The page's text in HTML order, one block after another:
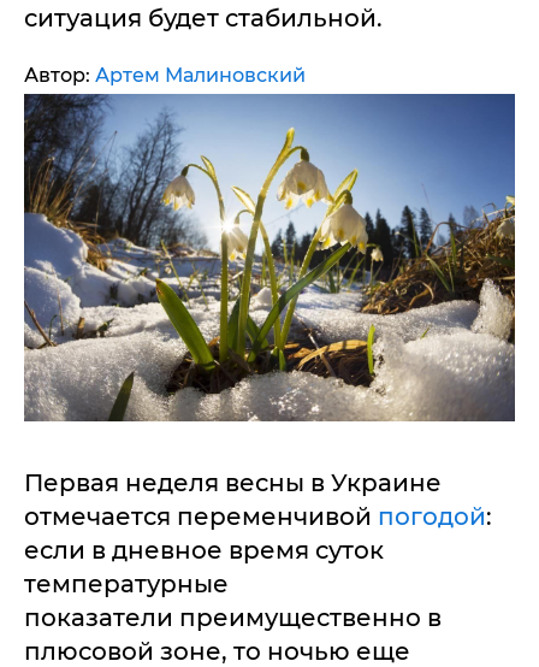
ситуация будет стабильной.
Автор: Артем Малиновский
Первая неделя весны в Украине
отмечается переменчивой погодой:
если в дневное время суток
температурные
показатели преимущественно в
плюсовой зоне, то ночью еще